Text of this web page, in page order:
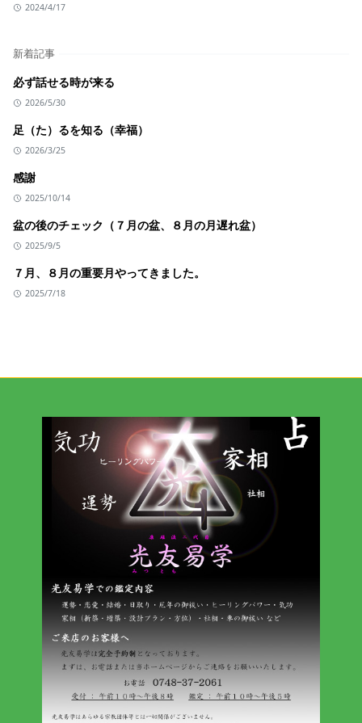
2024/4/17
新着記事
必ず話せる時が来る
2026/5/30
足（た）るを知る（幸福）
2026/3/25
感謝
2025/10/14
盆の後のチェック（７月の盆、８月の月遅れ盆）
2025/9/5
７月、８月の重要月やってきました。
2025/7/18